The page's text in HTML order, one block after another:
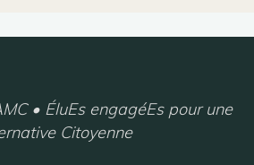
• ÉluEs engagéEs pour une
Citoyenne